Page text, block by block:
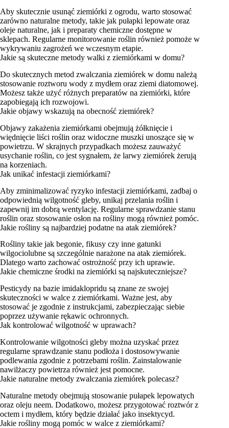
Aby skutecznie usunąć ziemiórki z ogrodu, warto stosować
zarówno naturalne metody, takie jak pułapki lepowate oraz
oleje naturalne, jak i preparaty chemiczne dostępne w
sklepach. Regularne monitorowanie roślin również pomoże w
wykrywaniu zagrożeń we wczesnym etapie.
Jakie są skuteczne metody walki z ziemiórkami w domu?
Do skutecznych metod zwalczania ziemiórek w domu należą
stosowanie roztworu wody z mydłem oraz ziemi diatomowej.
Możesz także użyć różnych preparatów na ziemiórki, które
zapobiegają ich rozwojowi.
Jakie objawy wskazują na obecność ziemiórek?
Objawy zakażenia ziemiórkami obejmują żółknięcie i
więdnięcie liści roślin oraz widoczne muszki unoszące się w
powietrzu. W skrajnych przypadkach możesz zauważyć
usychanie roślin, co jest sygnałem, że larwy ziemiórek żerują
na korzeniach.
Jak unikać infestacji ziemiórkami?
Aby zminimalizować ryzyko infestacji ziemiórkami, zadbaj o
odpowiednią wilgotność gleby, unikaj przelania roślin i
zapewnij im dobrą wentylację. Regularne sprawdzanie stanu
roślin oraz stosowanie osłon na rośliny mogą również pomóc.
Jakie rośliny są najbardziej podatne na atak ziemiórek?
Rośliny takie jak begonie, fikusy czy inne gatunki
wilgociolubne są szczególnie narażone na atak ziemiórek.
Dlatego warto zachować ostrożność przy ich uprawie.
Jakie chemiczne środki na ziemiórki są najskuteczniejsze?
Pesticydy na bazie imidaklopridu są znane ze swojej
skuteczności w walce z ziemiórkami. Ważne jest, aby
stosować je zgodnie z instrukcjami, zabezpieczając siebie
poprzez używanie rękawic ochronnych.
Jak kontrolować wilgotność w uprawach?
Kontrolowanie wilgotności gleby można uzyskać przez
regularne sprawdzanie stanu podłoża i dostosowywanie
podlewania zgodnie z potrzebami roślin. Zainstalowanie
nawilżaczy powietrza również jest pomocne.
Jakie naturalne metody zwalczania ziemiórek polecasz?
Naturalne metody obejmują stosowanie pułapek lepowatych
oraz oleju neem. Dodatkowo, możesz przygotować roztwór z
octem i mydłem, który będzie działać jako insektycyd.
Jakie rośliny mogą pomóc w walce z ziemiórkami?